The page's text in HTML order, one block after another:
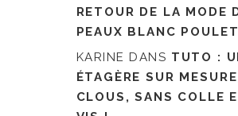
RETOUR DE LA MODE
PEAUX BLANC
KARINE DANS TUTO :
ÉTAGÈRE SUR
CLOUS, SANS COLLE